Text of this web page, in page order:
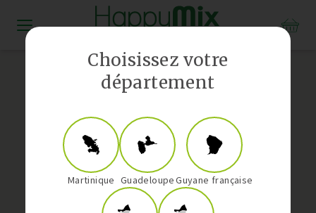
Choisissez votre
département
Martinique GuadeloupeGuyane française